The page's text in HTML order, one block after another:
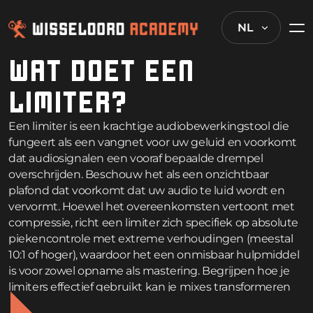
NL
WAT DOET EEN
LIMITER?
Een limiter is een krachtige audiobewerkingstool die
fungeert als een vangnet voor uw geluid en voorkomt
dat audiosignalen een vooraf bepaalde drempel
overschrijden. Beschouw het als een onzichtbaar
plafond dat voorkomt dat uw audio te luid wordt en
vervormt. Hoewel het overeenkomsten vertoont met
compressie, richt een limiter zich specifiek op absolute
piekencontrole met extreme verhoudingen (meestal
10:1 of hoger), waardoor het een onmisbaar hulpmiddel
is voor zowel opname als mastering. Begrijpen hoe je
limiters effectief gebruikt kan je mixes transformeren
van amateur naar professioneel, en deze veelgestelde